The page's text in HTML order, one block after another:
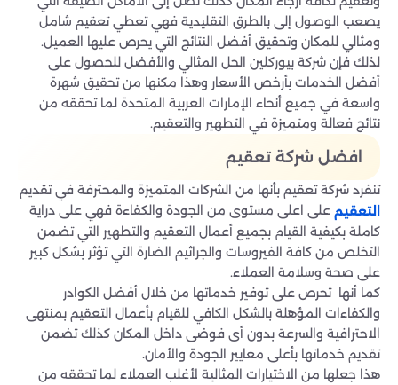
يصعب الوصول إلى بالطرق التقليدية فهي تعطي تعقيم شامل
ومثالي للمكان وتحقيق أفضل النتائج التي يحرص عليها العميل.
لذلك فإن شركة بيوركلين الحل المثالي والأفضل للحصول على
أفضل الخدمات بأرخص الأسعار وهذا مكنها من تحقيق شهرة
واسعة في جميع أنحاء الإمارات العربية المتحدة لما تحققه من
نتائج فعالة ومتميزة في التطهير والتعقيم.
افضل شركة تعقيم
تنفرد شركة تعقيم بأنها من الشركات المتميزة والمحترفة في تقديم
التعقيم على اعلى مستوى من الجودة والكفاءة فهي على دراية
كاملة بكيفية القيام بجميع أعمال التعقيم والتطهير التي تضمن
التخلص من كافة الفيروسات والجراثيم الضارة التي تؤثر بشكل كبير
على صحة وسلامة العملاء.
كما أنها تحرص على توفير خدماتها من خلال أفضل الكوادر
والكفاءات المؤهلة بالشكل الكافي للقيام بأعمال التعقيم بمنتهى
الاحترافية والسرعة بدون أى فوضى داخل المكان كذلك تضمن
تقديم خدماتها بأعلى معايير الجودة والأمان.
هذا جعلها من الاختيارات المثالية لأغلب العملاء لما تحققه من